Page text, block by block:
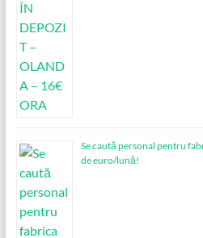
Se caută personal pentru
de euro/lună!